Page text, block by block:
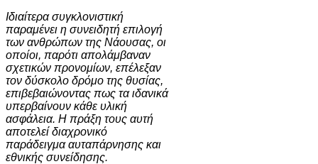
Ιδιαίτερα συγκλονιστική
παραμένει η συνειδητή επιλογή
των ανθρώπων της Νάουσας, οι
οποίοι, παρότι απολάμβαναν
σχετικών προνομίων, επέλεξαν
τον δύσκολο δρόμο της θυσίας,
επιβεβαιώνοντας πως τα ιδανικά
υπερβαίνουν κάθε υλική
ασφάλεια. Η πράξη τους αυτή
αποτελεί διαχρονικό
παράδειγμα αυταπάρνησης και
εθνικής συνείδησης.